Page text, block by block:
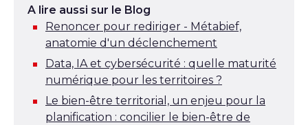
A lire aussi sur le Blog
Renoncer pour rediriger - Métabief,
anatomie d'un déclenchement
Data, IA et cybersécurité : quelle maturité
numérique pour les territoires ?
Le bien-être territorial, un enjeu pour la
planification : concilier le bien-être de